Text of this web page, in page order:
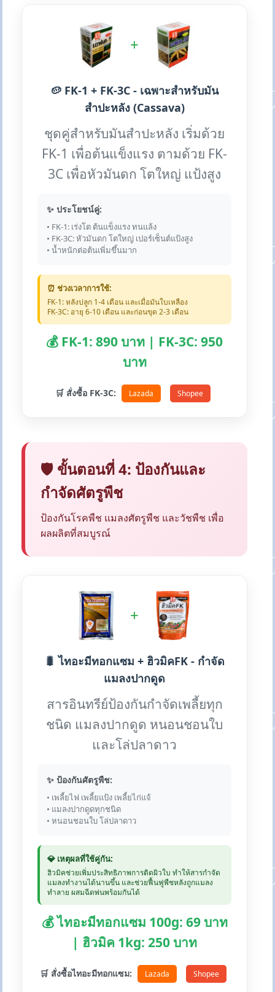
+
🥔 FK-1 + FK-3C - เฉพาะสำหรับมัน
สำปะหลัง (Cassava)
ชุดคู่สำหรับมันสำปะหลัง เริ่มด้วย
FK-1 เพื่อต้นแข็งแรง ตามด้วย FK-
3C เพื่อหัวมันดก โตใหญ่ แป้งสูง
✨ ประโยชน์คู่:
• FK-1: เร่งโต ต้นแข็งแรง ทนแล้ง
• FK-3C: หัวมันดก โตใหญ่ เปอร์เซ็นต์แป้งสูง
• น้ำหนักต่อต้นเพิ่มขึ้นมาก
⏰ ช่วงเวลาการใช้:
FK-1: หลังปลูก 1-4 เดือน และเมื่อมันใบเหลือง
FK-3C: อายุ 6-10 เดือน และก่อนขุด 2-3 เดือน
💰 FK-1: 890 บาท | FK-3C: 950
บาท
🛒 สั่งซื้อ FK-3C: Lazada Shopee
🛡️ ขั้นตอนที่ 4: ป้องกันและ
กำจัดศัตรูพืช
ป้องกันโรคพืช แมลงศัตรูพืช และวัชพืช เพื่อ
ผลผลิตที่สมบูรณ์
+
🐛 ไทอะมีทอกแซม + ฮิวมิคFK - กำจัด
แมลงปากดูด
สารอินทรีย์ป้องกันกำจัดเพลี้ยทุก
ชนิด แมลงปากดูด หนอนชอนใบ
และโล่ปลาดาว
✨ ป้องกันศัตรูพืช:
• เพลี้ยไฟ เพลี้ยแป้ง เพลี้ยไก่แจ้
• แมลงปากดูดทุกชนิด
• หนอนชอนใบ โล่ปลาดาว
💎 เหตุผลที่ใช้คู่กัน:
ฮิวมิคช่วยเพิ่มประสิทธิภาพการติดผิวใบ ทำให้สารกำจัด
แมลงทำงานได้นานขึ้น และช่วยฟื้นฟูพืชหลังถูกแมลง
ทำลาย ผสมฉีดพ่นพร้อมกันได้
💰 ไทอะมีทอกแซม 100g: 69 บาท
| ฮิวมิค 1kg: 250 บาท
🛒 สั่งซื้อไทอะมีทอกแซม: Lazada Shopee